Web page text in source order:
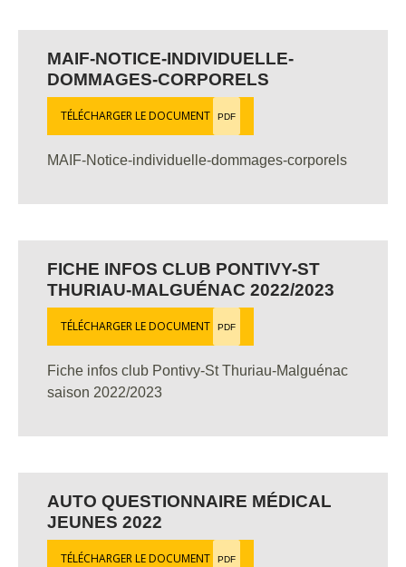
MAIF-NOTICE-INDIVIDUELLE-
DOMMAGES-CORPORELS
TÉLÉCHARGER LE DOCUMENT PDF
MAIF-Notice-individuelle-dommages-corporels
FICHE INFOS CLUB PONTIVY-ST
THURIAU-MALGUÉNAC 2022/2023
TÉLÉCHARGER LE DOCUMENT PDF
Fiche infos club Pontivy-St Thuriau-Malguénac
saison 2022/2023
AUTO QUESTIONNAIRE MÉDICAL
JEUNES 2022
TÉLÉCHARGER LE DOCUMENT PDF